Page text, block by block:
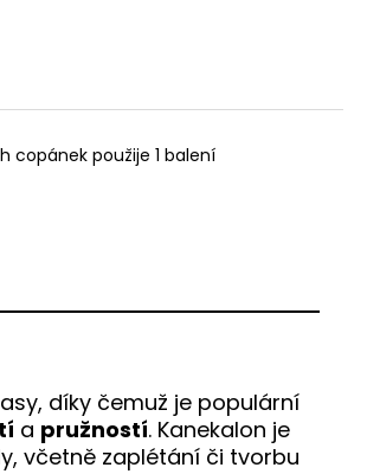
copánek použije 1 balení
díky čemuž je populární
a pružností. Kanekalon je
včetně zaplétání či tvorbu